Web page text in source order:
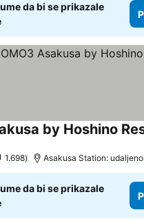
da bi se prikazale
by Hoshino
1.698 Asakusa Station:
da bi se prikazale